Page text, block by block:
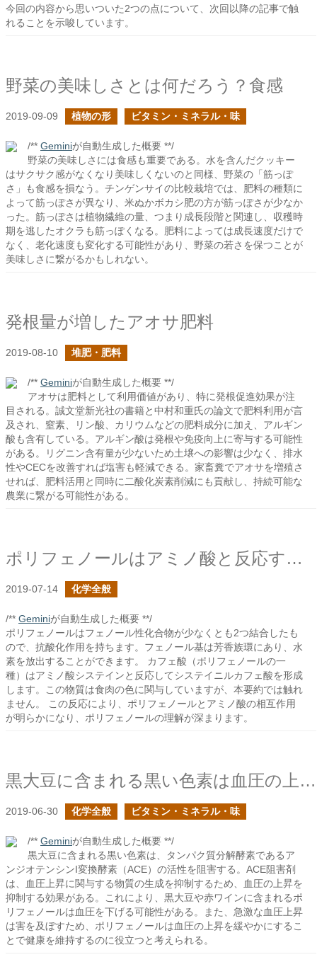
今回の内容から思いついた2つの点について、次回以降の記事で触
れることを示唆しています。
野菜の美味しさとは何だろう？食感
2019-09-09 植物の形 ビタミン・ミネラル・味
/** Geminiが自動生成した概要 **/
野菜の美味しさには食感も重要である。水を含んだクッキー
はサクサク感がなくなり美味しくないのと同様、野菜の「筋っぽ
さ」も食感を損なう。チンゲンサイの比較栽培では、肥料の種類に
よって筋っぽさが異なり、米ぬかボカシ肥の方が筋っぽさが少なか
った。筋っぽさは植物繊維の量、つまり成長段階と関連し、収穫時
期を逃したオクラも筋っぽくなる。肥料によっては成長速度だけで
なく、老化速度も変化する可能性があり、野菜の若さを保つことが
美味しさに繋がるかもしれない。
発根量が増したアオサ肥料
2019-08-10 堆肥・肥料
/** Geminiが自動生成した概要 **/
アオサは肥料として利用価値があり、特に発根促進効果が注
目される。誠文堂新光社の書籍と中村和重氏の論文で肥料利用が言
及され、窒素、リン酸、カリウムなどの肥料成分に加え、アルギン
酸も含有している。アルギン酸は発根や免疫向上に寄与する可能性
がある。リグニン含有量が少ないため土壌への影響は少なく、排水
性やCECを改善すれば塩害も軽減できる。家畜糞でアオサを増殖さ
せれば、肥料活用と同時に二酸化炭素削減にも貢献し、持続可能な
農業に繋がる可能性がある。
ポリフェノールはアミノ酸と反応するか？
2019-07-14 化学全般
/** Geminiが自動生成した概要 **/
ポリフェノールはフェノール性化合物が少なくとも2つ結合したも
ので、抗酸化作用を持ちます。フェノール基は芳香族環にあり、水
素を放出することができます。 カフェ酸（ポリフェノールの一
種）はアミノ酸システインと反応してシステイニルカフェ酸を形成
します。この物質は食肉の色に関与していますが、本要約では触れ
ません。 この反応により、ポリフェノールとアミノ酸の相互作用
が明らかになり、ポリフェノールの理解が深まります。
黒大豆に含まれる黒い色素は血圧の上昇を抑制する
2019-06-30 化学全般 ビタミン・ミネラル・味
/** Geminiが自動生成した概要 **/
黒大豆に含まれる黒い色素は、タンパク質分解酵素であるア
ンジオテンシンI変換酵素（ACE）の活性を阻害する。ACE阻害剤
は、血圧上昇に関与する物質の生成を抑制するため、血圧の上昇を
抑制する効果がある。これにより、黒大豆や赤ワインに含まれるポ
リフェノールは血圧を下げる可能性がある。また、急激な血圧上昇
は害を及ぼすため、ポリフェノールは血圧の上昇を緩やかにするこ
とで健康を維持するのに役立つと考えられる。